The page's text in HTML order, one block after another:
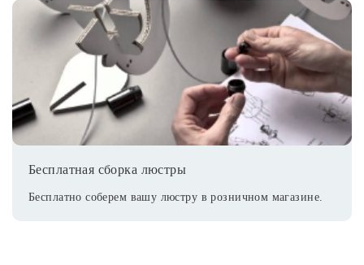
Бесплатная сборка люстры
Бесплатно соберем вашу люстру в розничном магазине.